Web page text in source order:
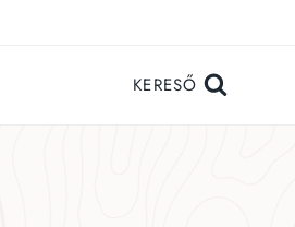
KERESŐ